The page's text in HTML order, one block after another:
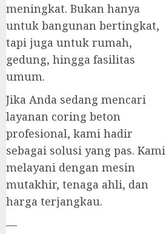
meningkat. Bukan hanya
untuk bangunan bertingkat,
tapi juga untuk rumah,
gedung, hingga fasilitas
umum.
Jika Anda sedang mencari
layanan coring beton
profesional, kami hadir
sebagai solusi yang pas. Kami
melayani dengan mesin
mutakhir, tenaga ahli, dan
harga terjangkau.
—